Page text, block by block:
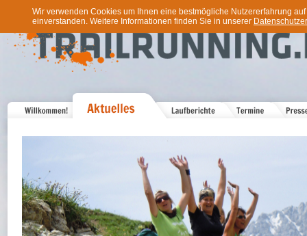
Wir verwenden Cookies um Ihnen eine bestmögliche Nutzererfahrung
einverstanden. Weitere Informationen finden Sie in unserer